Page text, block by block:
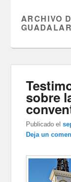
ARCHIVO
sobre
Publicado el
Deja un